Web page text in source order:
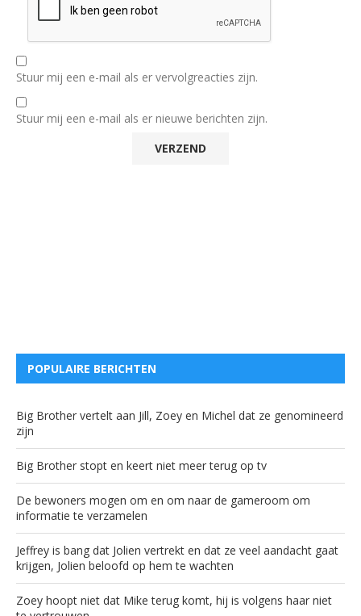
Stuur mij een e-mail als er vervolgreacties zijn.
Stuur mij een e-mail als er nieuwe berichten zijn.
POPULAIRE BERICHTEN
Big Brother vertelt aan Jill, Zoey en Michel dat ze genomineerd
zijn
Big Brother stopt en keert niet meer terug op tv
De bewoners mogen om en om naar de gameroom om
informatie te verzamelen
Jeffrey is bang dat Jolien vertrekt en dat ze veel aandacht gaat
krijgen, Jolien beloofd op hem te wachten
Zoey hoopt niet dat Mike terug komt, hij is volgens haar niet